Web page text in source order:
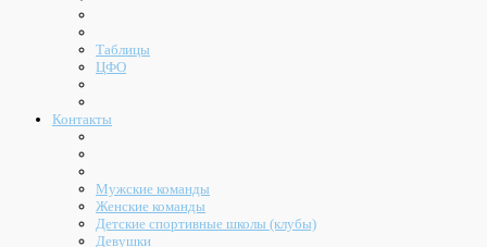
Таблицы
ЦФО
Контакты
Мужские команды
Женские команды
Детские спортивные школы (клубы)
Девушки